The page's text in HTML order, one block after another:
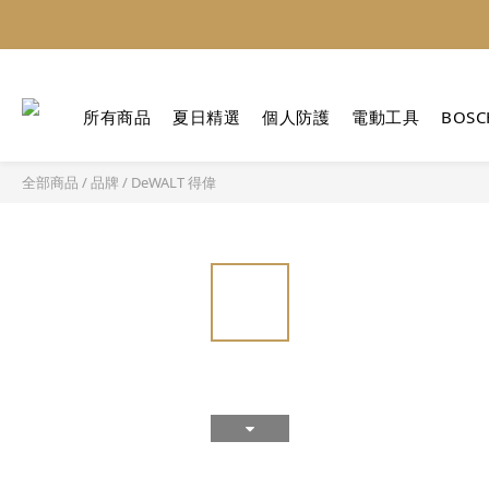
所有商品 夏日精選 個人防護 電動工具
全部商品 /品牌 / DeWALT 得偉